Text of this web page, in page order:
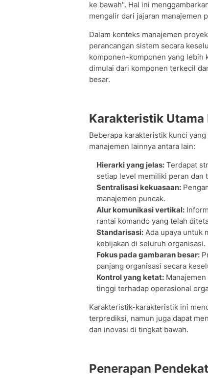
ke bawah". Hal ini
mengalir dari jajaran manajemen
Dalam konteks manajemen
perancangan sistem secara
komponen-komponen yang lebih
dimulai dari komponen terkecil
besar.
Karakteristik Utama
Beberapa karakteristik kunci
manajemen lainnya antara lain:
Hierarki yang jelas: Terdapat
setiap level memiliki peran dan
Sentralisasi kekuasaan:
manajemen puncak.
Alur komunikasi vertikal:
rantai komando yang telah
Standarisasi: Ada upaya untuk
kebijakan di seluruh organisasi.
Fokus pada gambaran besar:
panjang organisasi secara
Kontrol yang ketat:
tinggi terhadap operasional
Karakteristik-karakteristik ini
terprediksi, namun juga dapat
dan inovasi di tingkat bawah.
Penerapan